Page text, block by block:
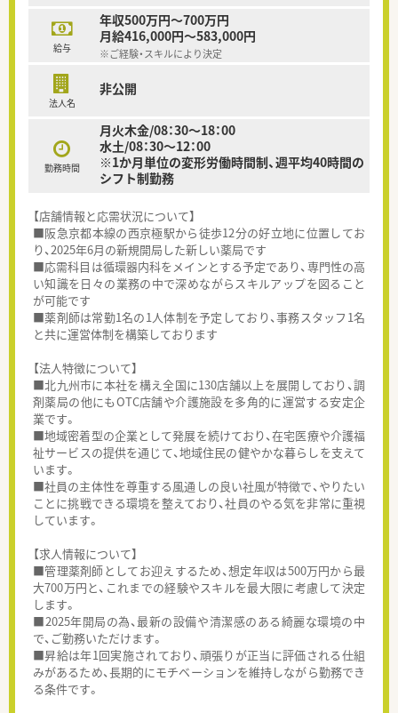
給与
年収500万円～700万円
月給416,000円～583,000円
※ご経験・スキルにより決定
法人名
非公開
勤務時間
月火木金/08：30～18：00
水土/08：30～12：00
※1か月単位の変形労働時間制、週平均40時間の
シフト制勤務
【店舗情報と応需状況について】
■阪急京都本線の西京極駅から徒歩12分の好立地に位置してお
り、2025年6月の新規開局した新しい薬局です
■応需科目は循環器内科をメインとする予定であり、専門性の高
い知識を日々の業務の中で深めながらスキルアップを図ること
が可能です
■薬剤師は常勤1名の1人体制を予定しており、事務スタッフ1名
と共に運営体制を構築しております
【法人特徴について】
■北九州市に本社を構え全国に130店舗以上を展開しており、調
剤薬局の他にもOTC店舗や介護施設を多角的に運営する安定企
業です。
■地域密着型の企業として発展を続けており、在宅医療や介護福
祉サービスの提供を通じて、地域住民の健やかな暮らしを支えて
います。
■社員の主体性を尊重する風通しの良い社風が特徴で、やりたい
ことに挑戦できる環境を整えており、社員のやる気を非常に重視
しています。
【求人情報について】
■管理薬剤師としてお迎えするため、想定年収は500万円から最
大700万円と、これまでの経験やスキルを最大限に考慮して決定
します。
■2025年開局の為、最新の設備や清潔感のある綺麗な環境の中
で、ご勤務いただけます。
■昇給は年1回実施されており、頑張りが正当に評価される仕組
みがあるため、長期的にモチベーションを維持しながら勤務でき
る条件です。